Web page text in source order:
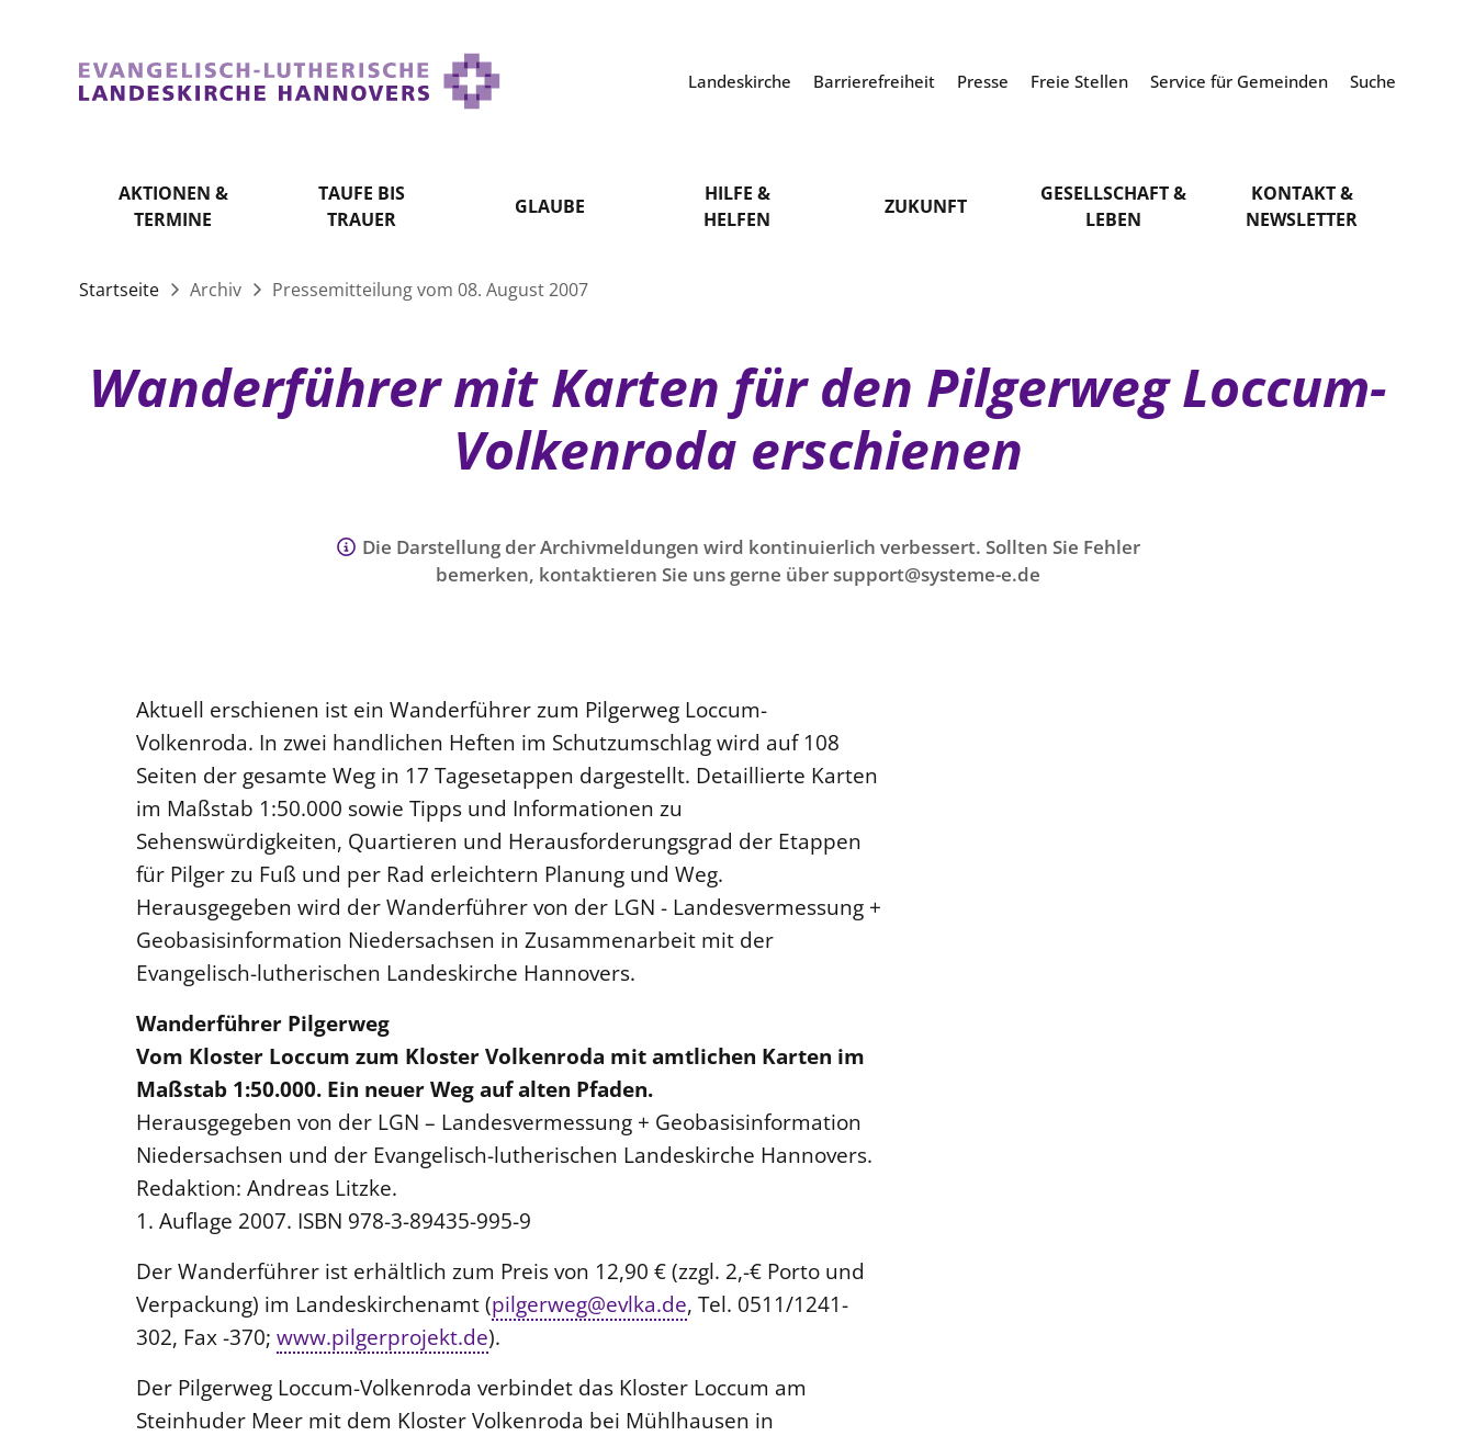
Landeskirche Barrierefreiheit Presse Freie Stellen Service für Gemeinden Suche
AKTIONEN &
TERMINE
TAUFE BIS
TRAUER
GLAUBE
HILFE &
HELFEN
ZUKUNFT
GESELLSCHAFT &
LEBEN
KONTAKT &
NEWSLETTER
Startseite Archiv Pressemitteilung vom 08. August 2007
Wanderführer mit Karten für den Pilgerweg Loccum-
Volkenroda erschienen
Die Darstellung der Archivmeldungen wird kontinuierlich verbessert. Sollten Sie Fehler
bemerken, kontaktieren Sie uns gerne über support@systeme-e.de
Aktuell erschienen ist ein Wanderführer zum Pilgerweg Loccum-
Volkenroda. In zwei handlichen Heften im Schutzumschlag wird auf 108
Seiten der gesamte Weg in 17 Tagesetappen dargestellt. Detaillierte Karten
im Maßstab 1:50.000 sowie Tipps und Informationen zu
Sehenswürdigkeiten, Quartieren und Herausforderungsgrad der Etappen
für Pilger zu Fuß und per Rad erleichtern Planung und Weg.
Herausgegeben wird der Wanderführer von der LGN - Landesvermessung +
Geobasisinformation Niedersachsen in Zusammenarbeit mit der
Evangelisch-lutherischen Landeskirche Hannovers.
Wanderführer Pilgerweg
Vom Kloster Loccum zum Kloster Volkenroda mit amtlichen Karten im
Maßstab 1:50.000. Ein neuer Weg auf alten Pfaden.
Herausgegeben von der LGN – Landesvermessung + Geobasisinformation
Niedersachsen und der Evangelisch-lutherischen Landeskirche Hannovers.
Redaktion: Andreas Litzke.
1. Auflage 2007. ISBN 978-3-89435-995-9
Der Wanderführer ist erhältlich zum Preis von 12,90 € (zzgl. 2,-€ Porto und
Verpackung) im Landeskirchenamt (pilgerweg@evlka.de, Tel. 0511/1241-
302, Fax -370; www.pilgerprojekt.de).
Der Pilgerweg Loccum-Volkenroda verbindet das Kloster Loccum am
Steinhuder Meer mit dem Kloster Volkenroda bei Mühlhausen in